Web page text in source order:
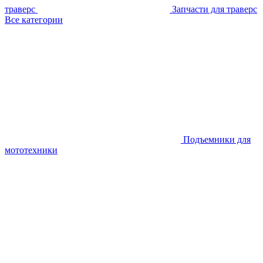
траверс
Запчасти для траверс
Все категории
Подъемники для
мототехники